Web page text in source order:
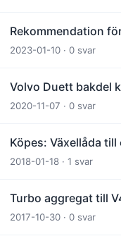
Rekommendation
2023-01-10 · 0 svar
Volvo Duett bakdel
2020-11-07 · 0 svar
Köpes: Växellåda till
2018-01-18 · 1 svar
Turbo aggregat till
2017-10-30 · 0 svar